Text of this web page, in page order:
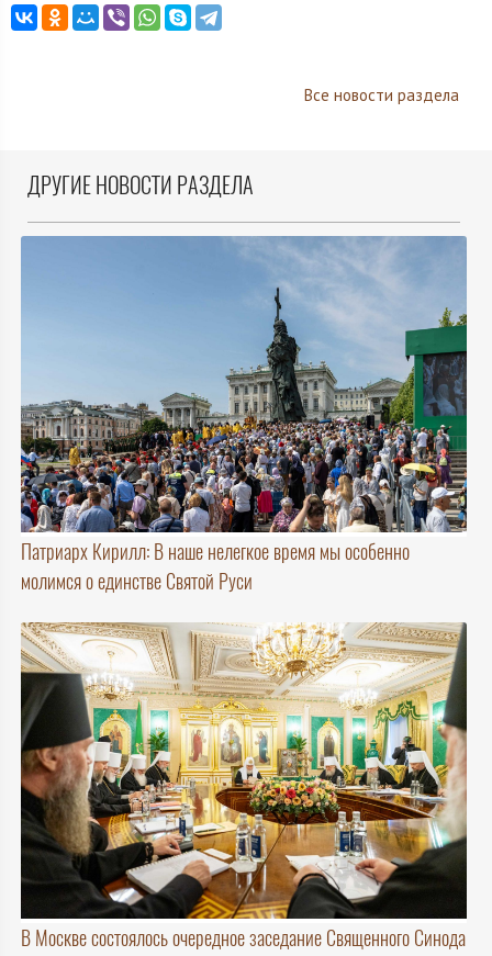
Все новости раздела
ДРУГИЕ НОВОСТИ РАЗДЕЛА
Патриарх Кирилл: В наше нелегкое время мы особенно
молимся о единстве Святой Руси
В Москве состоялось очередное заседание Священного Синода